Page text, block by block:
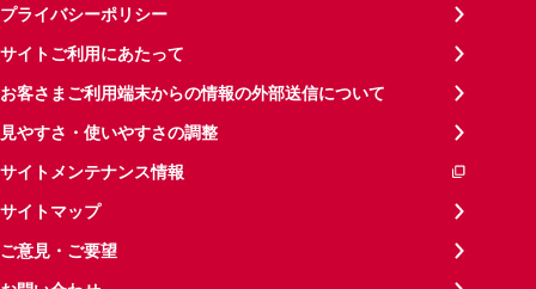
プライバシーポリシー
サイトご利用にあたって
お客さまご利用端末からの情報の外部送信について
見やすさ・使いやすさの調整
サイトメンテナンス情報
サイトマップ
ご意見・ご要望